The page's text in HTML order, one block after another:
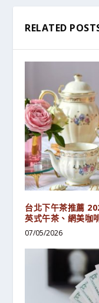
RELATED
台北下午茶推薦
英式午茶、網美咖
07/05/2026